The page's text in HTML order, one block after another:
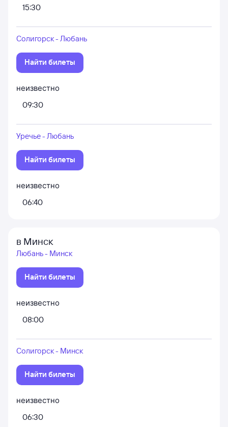
15:30
Солигорск - Любань
Найти билеты
неизвестно
09:30
Уречье - Любань
Найти билеты
неизвестно
06:40
в Минск
Любань - Минск
Найти билеты
неизвестно
08:00
Солигорск - Минск
Найти билеты
неизвестно
06:30